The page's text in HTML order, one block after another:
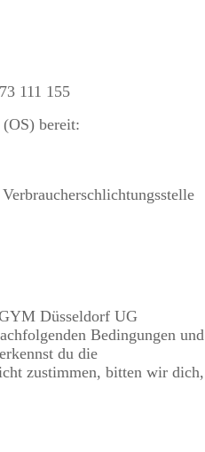
111 155
bereit:
Düsseldorf UG
Bedingungen und
du die
zustimmen, bitten wir dich,